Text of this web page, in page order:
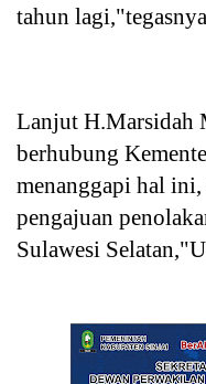
tahun
Lanjut H.Marsidah
berhubung
menanggapi hal
pengajuan
Sulawesi